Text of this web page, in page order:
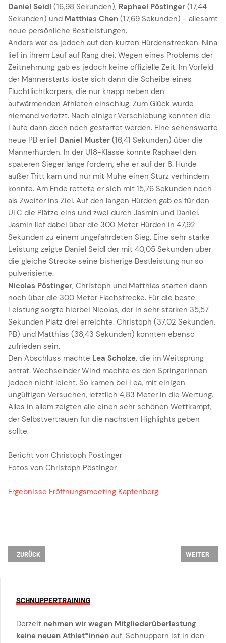
Daniel Seidl (16,98 Sekunden), Raphael Pöstinger (17,44
Sekunden) und Matthias Chen (17,69 Sekunden) - allesamt
neue persönliche Bestleistungen.
Anders war es jedoch auf den kurzen Hürdenstrecken. Nina
lief in ihrem Lauf auf Rang drei. Wegen eines Problems der
Zeitnehmung gab es jedoch keine offizielle Zeit. Im Vorfeld
der Männerstarts löste sich dann die Scheibe eines
Fluchtlichtkörpers, die nur knapp neben den
aufwärmenden Athleten einschlug. Zum Glück wurde
niemand verletzt. Nach einiger Verschiebung konnten die
Läufe dann doch noch gestartet werden. Eine sehenswerte
neue PB erlief Daniel Muster (16,41 Sekunden) über die
Männerhürden. In der U18-Klasse konnte Raphael den
späteren Sieger lange fordern, ehe er auf der 8. Hürde
außer Tritt kam und nur mit Mühe einen Sturz verhindern
konnte. Am Ende rettete er sich mit 15,76 Sekunden noch
als Zweiter ins Ziel. Auf den langen Hürden gab es für den
ULC die Plätze eins und zwei durch Jasmin und Daniel.
Jasmin lief dabei über die 300 Meter Hürden in 47,92
Sekunden zu einem ungefährdeten Sieg. Eine sehr starke
Leistung zeigte Daniel Seidl der mit 40,05 Sekunden über
die gleiche Strecke seine bisherige Bestleistung nur so
pulverisierte.
Nicolas Pöstinger, Christoph und Matthias starten dann
noch über die 300 Meter Flachstrecke. Für die beste
Leistung sorgte hierbei Nicolas, der in sehr starken 35,57
Sekunden Platz drei erreichte. Christoph (37,02 Sekunden,
PB) und Matthias (38,43 Sekunden) konnten ebenso
zufrieden sein.
Den Abschluss machte Lea Scholze, die im Weitsprung
antrat. Wechselnder Wind machte es den Springerinnen
jedoch nicht leicht. So kamen bei Lea, mit einigen
ungültigen Versuchen, letztlich 4,83 Meter in die Wertung.
Alles in allem zeigten alle einen sehr schönen Wettkampf,
der Selbstvertrauen für die nächsten Highlights geben
sollte.
Bericht von Christoph Pöstinger
Fotos von Christoph Pöstinger
Ergebnisse Eröffnungsmeeting Kapfenberg
VORHERIGER BEITRAG: ÖSTERREICHISCHE MEISTERSCHAFT AK 4 × 400
ZURÜCK NÄCHSTER
WEITER
SCHNUPPERTRAINING
Derzeit nehmen wir wegen Mitgliederüberlastung
keine neuen Athlet*innen auf. Schnuppern ist in den